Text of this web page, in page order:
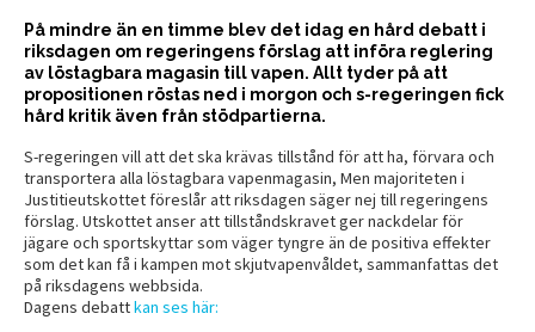
På mindre än en timme blev det idag en hård debatt i
riksdagen om regeringens förslag att införa reglering
av löstagbara magasin till vapen. Allt tyder på att
propositionen röstas ned i morgon och s-regeringen fick
hård kritik även från stödpartierna.
S-regeringen vill att det ska krävas tillstånd för att ha, förvara och
transportera alla löstagbara vapenmagasin, Men majoriteten i
Justitieutskottet föreslår att riksdagen säger nej till regeringens
förslag. Utskottet anser att tillståndskravet ger nackdelar för
jägare och sportskyttar som väger tyngre än de positiva effekter
som det kan få i kampen mot skjutvapenvåldet, sammanfattas det
på riksdagens webbsida.
Dagens debattkan ses här: